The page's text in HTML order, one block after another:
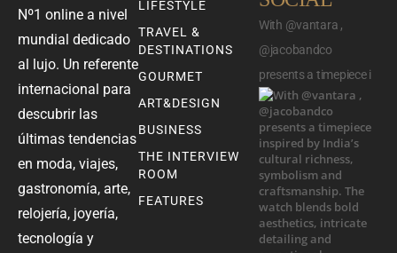
Nº1 online a nivel
mundial dedicado
al lujo. Un referente
internacional para
descubrir las
últimas tendencias
en moda, viajes,
gastronomía, arte,
relojería, joyería,
tecnología y
LIFESTYLE
TRAVEL &
DESTINATIONS
GOURMET
ART&DESIGN
BUSINESS
THE INTERVIEW
ROOM
FEATURES
With @vantara ,
@jacobandco
presents a timepiece i